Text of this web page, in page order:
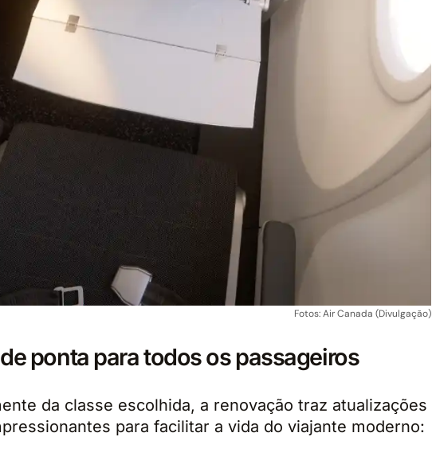
Fotos: Air Canada (Divulgação)
ponta para todos os passageiros
da classe escolhida, a renovação traz atualizações
para facilitar a vida do viajante moderno: